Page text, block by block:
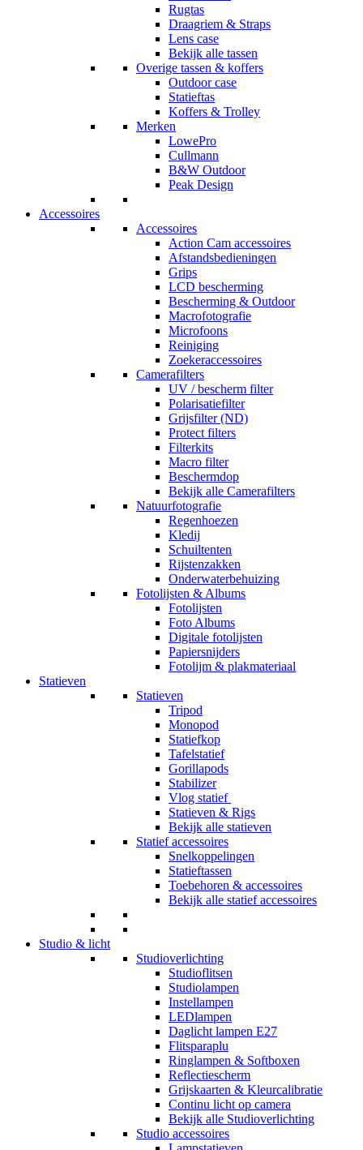
Rugtas
Draagriem & Straps
Lens case
Bekijk alle tassen
Overige tassen & koffers
Outdoor case
Statieftas
Koffers & Trolley
Merken
LowePro
Cullmann
B&W Outdoor
Peak Design
Accessoires
Accessoires
Action Cam accessoires
Afstandsbedieningen
Grips
LCD bescherming
Bescherming & Outdoor
Macrofotografie
Microfoons
Reiniging
Zoekeraccessoires
Camerafilters
UV / bescherm filter
Polarisatiefilter
Grijsfilter (ND)
Protect filters
Filterkits
Macro filter
Beschermdop
Bekijk alle Camerafilters
Natuurfotografie
Regenhoezen
Kledij
Schuiltenten
Rijstenzakken
Onderwaterbehuizing
Fotolijsten & Albums
Fotolijsten
Foto Albums
Digitale fotolijsten
Papiersnijders
Fotolijm & plakmateriaal
Statieven
Statieven
Tripod
Monopod
Statiefkop
Tafelstatief
Gorillapods
Stabilizer
Vlog statief
Statieven & Rigs
Bekijk alle statieven
Statief accessoires
Snelkoppelingen
Statieftassen
Toebehoren & accessoires
Bekijk alle statief accessoires
Studio & licht
Studioverlichting
Studioflitsen
Studiolampen
Instellampen
LEDlampen
Daglicht lampen E27
Flitsparaplu
Ringlampen & Softboxen
Reflectiescherm
Grijskaarten & Kleurcalibratie
Continu licht op camera
Bekijk alle Studioverlichting
Studio accessoires